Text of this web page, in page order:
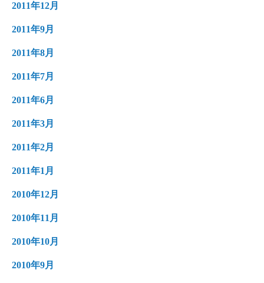
2011年12月
2011年9月
2011年8月
2011年7月
2011年6月
2011年3月
2011年2月
2011年1月
2010年12月
2010年11月
2010年10月
2010年9月